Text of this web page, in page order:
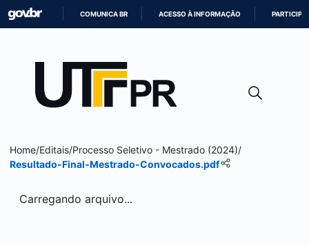
CONTEÚDO
COMUNICA BR ACESSO À INFORMAÇÃO PARTICIPE
Home/Editais/Processo Seletivo - Mestrado (2024)/
Resultado-Final-Mestrado-Convocados.pdf
Carregando arquivo...